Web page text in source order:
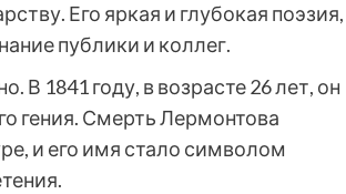
Его яркая и глубокая поэзия,
публики и коллег.
1841 году, в возрасте 26 лет, он
гения. Смерть Лермонтова
и его имя стало символом